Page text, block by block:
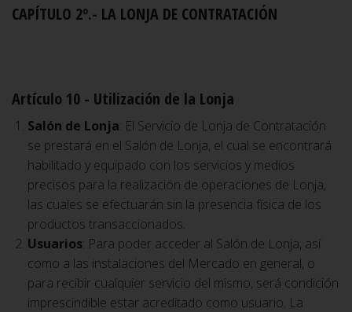
CAPÍTULO 2º.- LA LONJA DE CONTRATACIÓN
Artículo 10 - Utilización de la Lonja
Salón de Lonja: El Servicio de Lonja de Contratación
se prestará en el Salón de Lonja, el cual se encontrará
habilitado y equipado con los servicios y medios
precisos para la realización de operaciones de Lonja,
las cuales se efectuarán sin la presencia física de los
productos transaccionados.
Usuarios: Para poder acceder al Salón de Lonja, así
como a las instalaciones del Mercado en general, o
para recibir cualquier servicio del mismo, será condición
imprescindible estar acreditado como usuario. La